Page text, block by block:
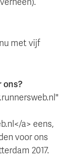
met vijf
ons?
a> eens,
voor ons
2017.